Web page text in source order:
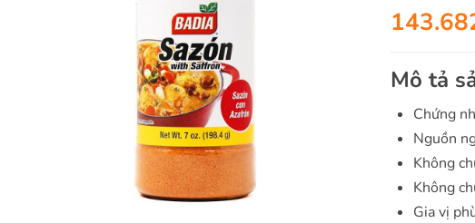
Mô tả
Chứng
Nguồn
Không
Không
Gia vị